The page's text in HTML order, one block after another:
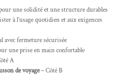
une solidité et une structure durables
à l’usage quotidien et aux exigences
fermeture sécurisée
une prise en main confortable
A
de voyage– Côté B